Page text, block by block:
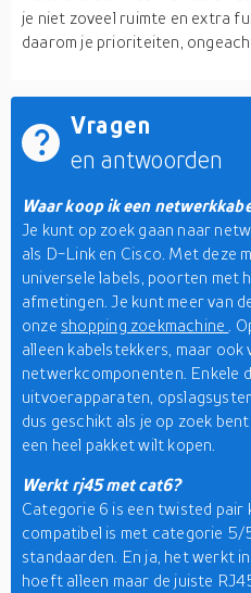
je niet zoveel ruimte en extra
daarom je prioriteiten,
Vragen
en antwoorden
Waar koop ik een
Je kunt op zoek gaan naar
als D-Link en Cisco. Met deze
universele labels, poorten met
afmetingen. Je kunt meer van
onze shopping zoekmachine
.
alleen kabelstekkers, maar ook
netwerkcomponenten. Enkele
uitvoerapparaten,
dus geschikt als je op zoek
een heel pakket wilt kopen.
Werkt rj45 met cat6?
Categorie 6 is een twisted pair
compatibel is met categorie 5/
standaarden. En ja, het werkt
hoeft alleen maar de juiste